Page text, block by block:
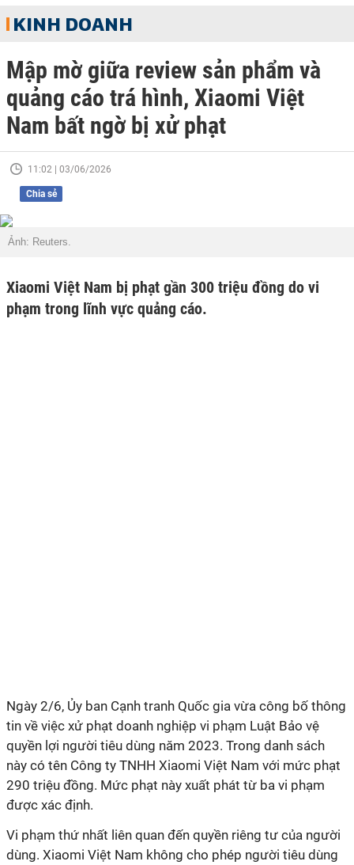
KINH DOANH
Mập mờ giữa review sản phẩm và
quảng cáo trá hình, Xiaomi Việt
Nam bất ngờ bị xử phạt
11:02 | 03/06/2026
Chia sẻ
Ảnh: Reuters.
Xiaomi Việt Nam bị phạt gần 300 triệu đồng do vi
phạm trong lĩnh vực quảng cáo.
Ngày 2/6, Ủy ban Cạnh tranh Quốc gia vừa công bố thông
tin về việc xử phạt doanh nghiệp vi phạm Luật Bảo vệ
quyền lợi người tiêu dùng năm 2023. Trong danh sách
này có tên Công ty TNHH Xiaomi Việt Nam với mức phạt
290 triệu đồng. Mức phạt này xuất phát từ ba vi phạm
được xác định.
Vi phạm thứ nhất liên quan đến quyền riêng tư của người
dùng. Xiaomi Việt Nam không cho phép người tiêu dùng